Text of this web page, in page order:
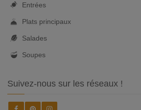
Entrées
Plats principaux
Salades
Soupes
Suivez-nous sur les réseaux !